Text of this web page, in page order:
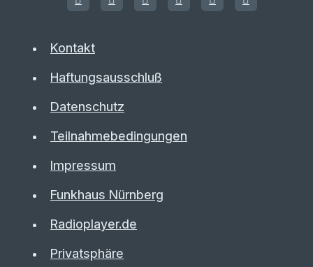
Kontakt
Haftungsausschluß
Datenschutz
Teilnahmebedingungen
Impressum
Funkhaus Nürnberg
Radioplayer.de
Privatsphäre